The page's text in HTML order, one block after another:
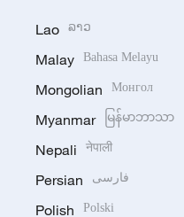
Lao ລາວ
Malay Bahasa Melayu
Mongolian Монгол
Myanmar မြန်မာဘာသာ
Nepali नेपाली
Persian فارسی
Polish Polski